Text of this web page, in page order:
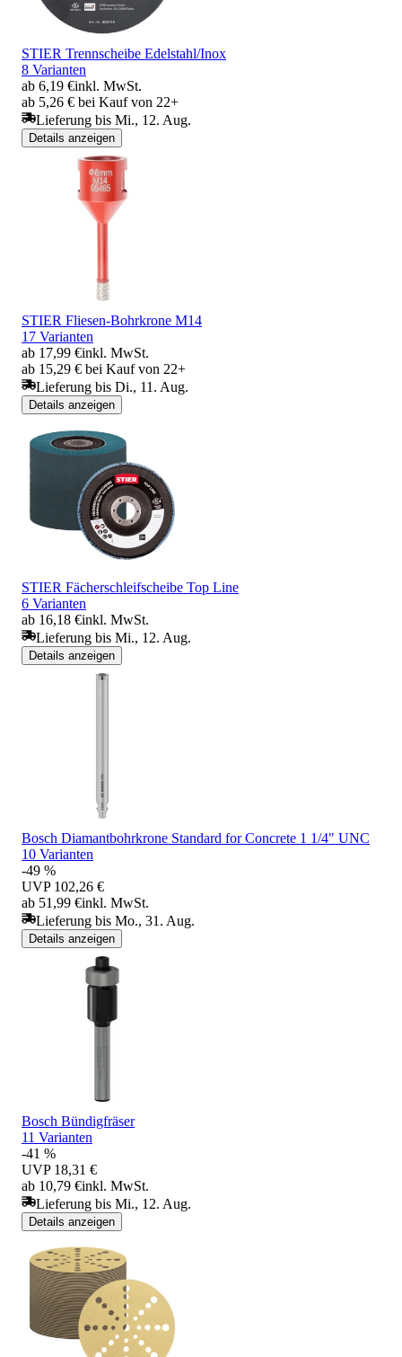
STIER Trennscheibe Edelstahl/Inox
8 Varianten
ab 6,19 €inkl. MwSt.
ab 5,26 € bei Kauf von 22+
Lieferung bis Mi., 12. Aug.
Details anzeigen
STIER Fliesen-Bohrkrone M14
17 Varianten
ab 17,99 €inkl. MwSt.
ab 15,29 € bei Kauf von 22+
Lieferung bis Di., 11. Aug.
Details anzeigen
STIER Fächerschleifscheibe Top Line
6 Varianten
ab 16,18 €inkl. MwSt.
Lieferung bis Mi., 12. Aug.
Details anzeigen
Bosch Diamantbohrkrone Standard for Concrete 1 1/4" UNC
10 Varianten
-49 %
UVP 102,26 €
ab 51,99 €inkl. MwSt.
Lieferung bis Mo., 31. Aug.
Details anzeigen
Bosch Bündigfräser
11 Varianten
-41 %
UVP 18,31 €
ab 10,79 €inkl. MwSt.
Lieferung bis Mi., 12. Aug.
Details anzeigen